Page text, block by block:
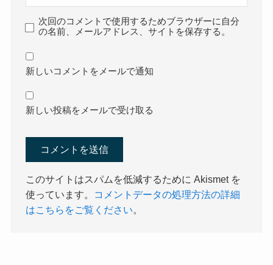
次回のコメントで使用するためブラウザーに自分
の名前、メールアドレス、サイトを保存する。
新しいコメントをメールで通知
新しい投稿をメールで受け取る
このサイトはスパムを低減するために Akismet を
使っています。
コメントデータの処理方法の詳細
はこちらをご覧ください。